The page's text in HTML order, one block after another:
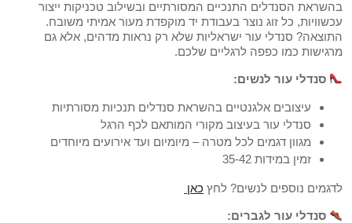
בהשראת הסנדלים התנכיים המסורתיים ובשילוב טכניקות ייצור
עכשוויות, כל זוג נוצר בעבודת יד מוקפדת מעור אמיתי משובח.
התוצאה? סנדלי עור ישראליות שלא רק נראות מדהים, אלא גם
מרגישות כמו כפפה לרגליים שלכם.
סנדלי עור לנשים:
עיצובים אלגנטיים בהשראת סנדלים תנכיות מסורתיות
סנדלי עור בעיצוב מקורי המותאם לכף הרגל
מגוון דגמים לכל מטרה – מיומיום ועד אירועים מיוחדים
זמין במידות 35-42
לדגמים נוספים לנשים? לחץ כאן
סנדלי עור לגברים: